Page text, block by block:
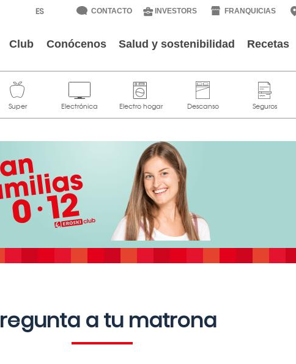
CONTACTO INVESTORS FRANQUICIAS
Club Conócenos Salud y sostenibilidad Recetas
a tu matrona